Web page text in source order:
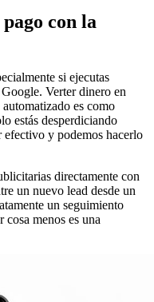
con la
si ejecutas
Verter dinero en
es como
estás desperdiciando
efectivo y podemos hacerlo
directamente con
un nuevo lead desde un
un seguimiento
menos es una